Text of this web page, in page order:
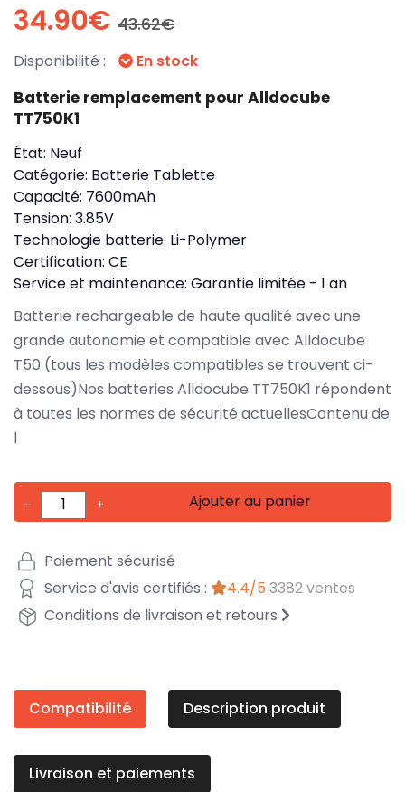
34.90€ 43.62€
Disponibilité : En stock
Batterie remplacement pour Alldocube
TT750K1
État: Neuf
Catégorie: Batterie Tablette
Capacité: 7600mAh
Tension: 3.85V
Technologie batterie: Li-Polymer
Certification: CE
Service et maintenance: Garantie limitée - 1 an
Batterie rechargeable de haute qualité avec une
grande autonomie et compatible avec Alldocube
T50 (tous les modèles compatibles se trouvent ci-
dessous)Nos batteries Alldocube TT750K1 répondent
à toutes les normes de sécurité actuellesContenu de
l
- + Ajouter au panier
Paiement sécurisé
Service d'avis certifiés :
4.4/5 3382 ventes
Conditions de livraison et retours
Compatibilité Description produit
Livraison et paiements